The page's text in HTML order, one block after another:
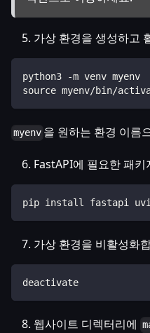
가상 환경을 생성하고
python3 -m venv myenv
source myenv/bin/
myenv 을 원하는 환경 이름
FastAPI에 필요한 패
pip install fastapi
가상 환경을 비활성화
deactivate
웹사이트 디렉터리에